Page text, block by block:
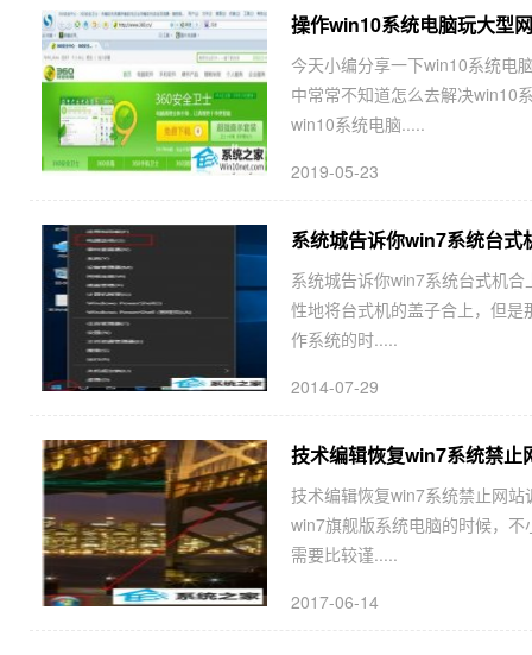
操作win10系统电脑玩大型
今天小编分享一下win10系统电
中常常不知道怎么去解决win10
win10系统电脑.....
2019-05-23
系统城告诉你win7系统台式
系统城告诉你win7系统台式机
性地将台式机的盖子合上，但
作系统的时.....
2014-07-29
技术编辑恢复win7系统禁止
技术编辑恢复win7系统禁止网
win7旗舰版系统电脑的时候，
需要比较谨.....
2017-06-14